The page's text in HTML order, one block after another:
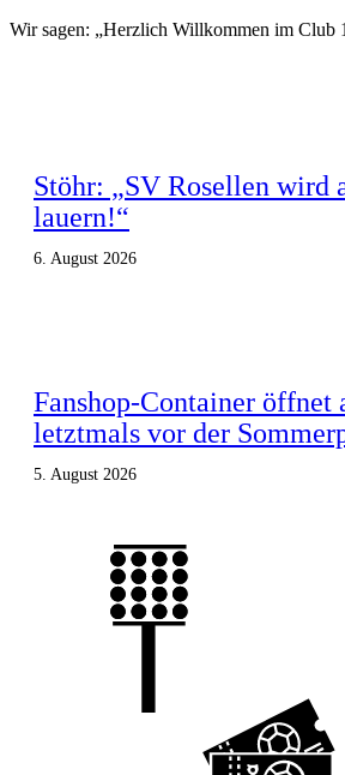
Wir sagen: „Herzlich Willkommen im Club
Stöhr: „SV Rosellen wird
lauern!“
6. August 2026
Fanshop-Container öffnet
letztmals vor der
5. August 2026